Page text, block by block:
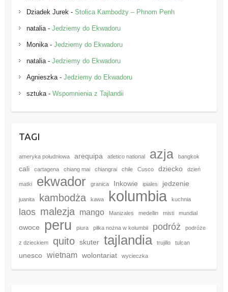
Dziadek Jurek - Stolica Kambodży – Phnom Penh
natalia- Jedziemy do Ekwadoru
Monika- Jedziemy do Ekwadoru
natalia- Jedziemy do Ekwadoru
Agnieszka- Jedziemy do Ekwadoru
sztuka- Wspomnienia z Tajlandii
TAGI
ameryka południowa arequipa atletico national azja bangkok
cali cartagena chiang mai chiangrai chile Cusco dziecko dzień
matki ekwador granica Inkowie ipiales jedzenie
juanita kambodża kawa kolumbia kuchnia
laos malezja mango Manizales medellin misti mundial
owoce peru piura piłka nożna w kolumbii podróż podróże
z dzieckiem quito skuter tajlandia trujillo tulcan
unesco wietnam wolontariat wycieczka